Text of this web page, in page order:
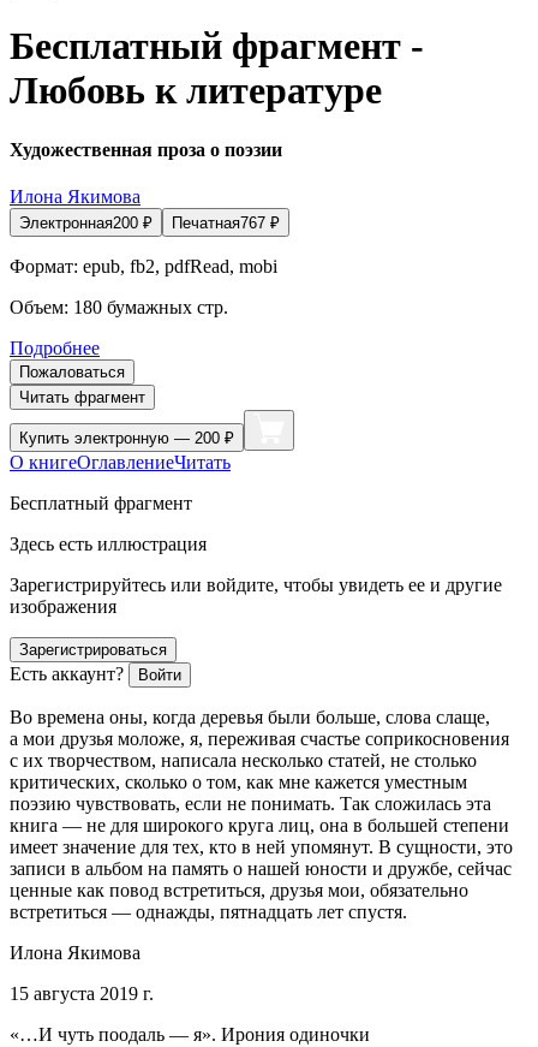
Бесплатный фрагмент -
Любовь к литературе
Художественная проза о поэзии
Илона Якимова
Электронная200 ₽ Печатная767 ₽
Формат: epub, fb2, pdfRead, mobi
Объем: 180 бумажных стр.
Подробнее
Пожаловаться
Читать фрагмент
Купить электронную — 200 ₽
О книгеОглавлениеЧитать
Бесплатный фрагмент
Здесь есть иллюстрация
Зарегистрируйтесь или войдите, чтобы увидеть ее и другие
изображения
Зарегистрироваться
Есть аккаунт? Войти
Во времена оны, когда деревья были больше, слова слаще,
а мои друзья моложе, я, переживая счастье соприкосновения
с их творчеством, написала несколько статей, не столько
критических, сколько о том, как мне кажется уместным
поэзию чувствовать, если не понимать. Так сложилась эта
книга — не для широкого круга лиц, она в большей степени
имеет значение для тех, кто в ней упомянут. В сущности, это
записи в альбом на память о нашей юности и дружбе, сейчас
ценные как повод встретиться, друзья мои, обязательно
встретиться — однажды, пятнадцать лет спустя.
Илона Якимова
15 августа 2019 г.
«…И чуть поодаль — я». Ирония одиночки